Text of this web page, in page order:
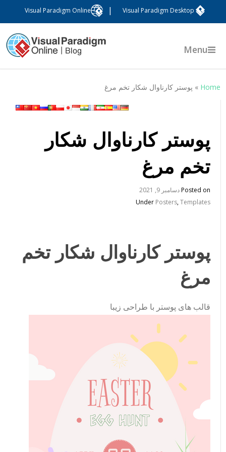
Visual Paradigm Desktop
Visual Paradigm Online
Menu
Home
» پوستر کارناوال شکار تخم مرغ
پوستر کارناوال شکار
تخم مرغ
Posted onدسامبر 9, 2021
UnderPosters,Templates
پوستر کارناوال شکار تخم
مرغ
قالب های پوستر با طراحی زیبا